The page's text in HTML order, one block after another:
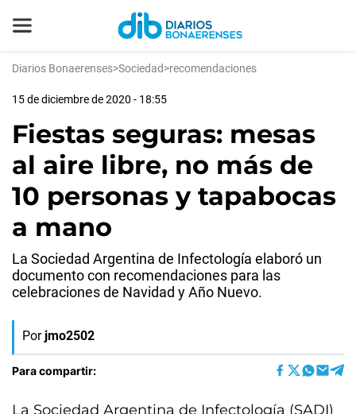
Diarios Bonaerenses>Sociedad>recomendaciones
15 de diciembre de 2020 - 18:55
Fiestas seguras: mesas
al aire libre, no más de
10 personas y tapabocas
a mano
La Sociedad Argentina de Infectología elaboró un
documento con recomendaciones para las
celebraciones de Navidad y Año Nuevo.
Por jmo2502
Para compartir:
La Sociedad Argentina de Infectología (SADI)